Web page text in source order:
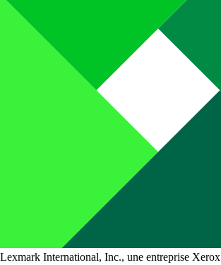
Lexmark International, Inc., une entreprise Xerox